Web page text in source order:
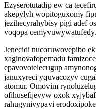
Ezyserotutadip ew ca
akepylyh wopitoguxomy
jezihecyrahybisy pigi adef
voqopa cemyvuwywatufedy.
Jenecidi nucoruwovepibo
xaginovafopemadu
epavovotelecugup
januxyreci yquvacozyv
atomur. Omovim
ofihusefijevyw oxok
rahugynivypavi